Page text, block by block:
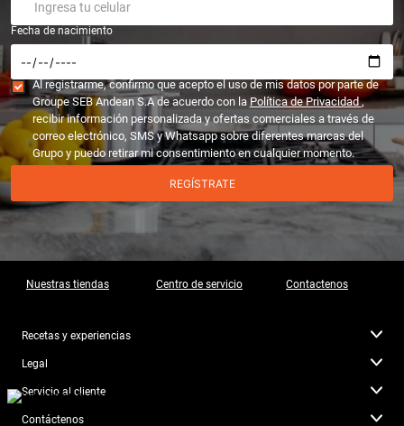
Fecha de nacimiento
Al registrarme, confirmo que acepto el uso de mis datos por parte de
Groupe SEB Andean S.A de acuerdo con la Política de Privacidad,
recibir información personalizada y ofertas comerciales a través de
correo electrónico, SMS y Whatsapp sobre diferentes marcas del
Grupo y puedo retirar mi consentimiento en cualquier momento.
REGÍSTRATE
Nuestras tiendas Centro de servicio Contactenos
Recetas y experiencias
Legal
Servicio al cliente
Contáctenos